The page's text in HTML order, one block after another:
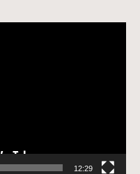
12:29